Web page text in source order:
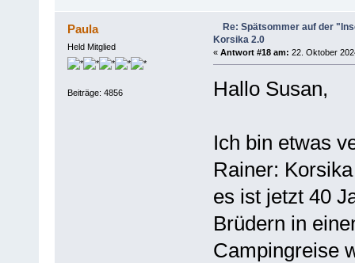
Paula
Held Mitglied
Beiträge: 4856
Re: Spätsommer auf der
Korsika 2.0
« Antwort #18 am: 22. Oktober
Hallo Susan,
Ich bin etwas
Rainer:
es ist jetzt 40
Brüdern in
Campingreise